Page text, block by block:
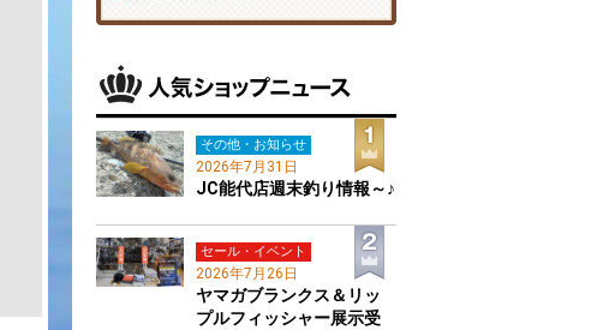
その他・お知らせ
2026年7月31日
JC能代店週末釣り情報～♪
セール・イベント
2026年7月26日
ヤマガブランクス＆リッ
プルフィッシャー展示受